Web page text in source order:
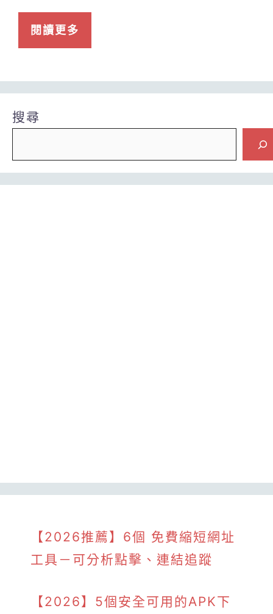
閱讀更多
搜尋
【2026推薦】6個 免費縮短網址
工具－可分析點擊、連結追蹤
【2026】5個安全可用的APK下